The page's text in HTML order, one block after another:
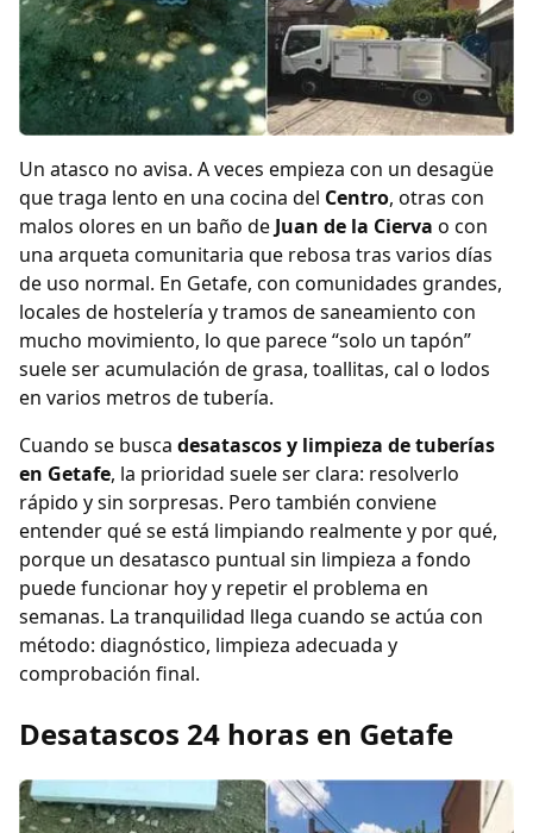
Un atasco no avisa. A veces empieza con un desagüe
que traga lento en una cocina del Centro, otras con
malos olores en un baño de Juan de la Cierva o con
una arqueta comunitaria que rebosa tras varios días
de uso normal. En Getafe, con comunidades grandes,
locales de hostelería y tramos de saneamiento con
mucho movimiento, lo que parece “solo un tapón”
suele ser acumulación de grasa, toallitas, cal o lodos
en varios metros de tubería.
Cuando se busca desatascos y limpieza de tuberías
en Getafe, la prioridad suele ser clara: resolverlo
rápido y sin sorpresas. Pero también conviene
entender qué se está limpiando realmente y por qué,
porque un desatasco puntual sin limpieza a fondo
puede funcionar hoy y repetir el problema en
semanas. La tranquilidad llega cuando se actúa con
método: diagnóstico, limpieza adecuada y
comprobación final.
Desatascos 24 horas en Getafe